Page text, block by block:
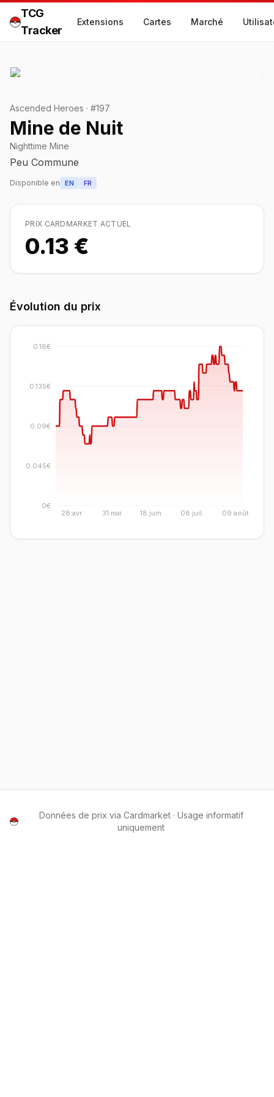
TCG
Tracker
Extensions Cartes Marché
Ascended Heroes · #197
Mine de Nuit
Nighttime Mine
Peu Commune
Disponible en EN FR
PRIX CARDMARKET ACTUEL
0.13 €
Évolution du prix
28 avr. 31 mai 18 juin 08 juil. 09 août
0€
0.045€
0.09€
0.135€
0.18€
Données de prix via Cardmarket · Usage informatif
uniquement